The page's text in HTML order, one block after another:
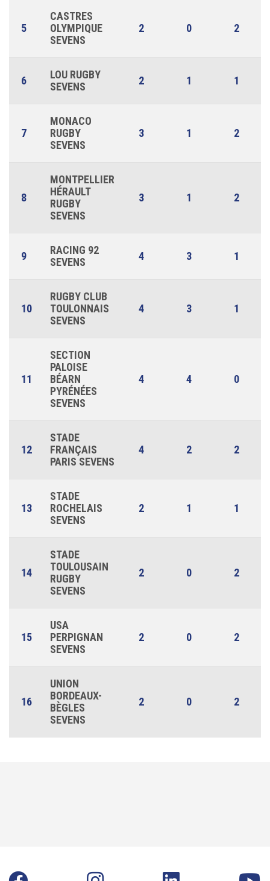
5
CASTRES
OLYMPIQUE
SEVENS
2 0 2
6
LOU RUGBY
SEVENS
2 1 1
7
MONACO
RUGBY
SEVENS
3 1 2
8
MONTPELLIER
HÉRAULT
RUGBY
SEVENS
3 1 2
9
RACING 92
SEVENS
4 3 1
10
RUGBY CLUB
TOULONNAIS
SEVENS
4 3 1
11
SECTION
PALOISE
BÉARN
PYRÉNÉES
SEVENS
4 4 0
12
STADE
FRANÇAIS
PARIS SEVENS
4 2 2
13
STADE
ROCHELAIS
SEVENS
2 1 1
14
STADE
TOULOUSAIN
RUGBY
SEVENS
2 0 2
15
USA
PERPIGNAN
SEVENS
2 0 2
16
UNION
BORDEAUX-
BÈGLES
SEVENS
2 0 2